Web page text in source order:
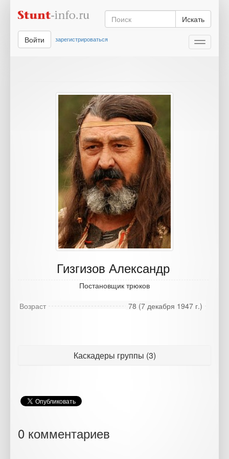
Искать
Toggle
Войти зарегистрироваться
Гизгизов Александр
Постановщик трюков
78 (7 декабря 1947 г.)
Возраст
Каскадеры группы (3)
0 комментариев